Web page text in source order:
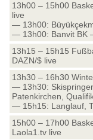
13h00 – 15h00
live
— 13h00:
— 13h00: Banvit BK
13h15 – 15h15
DAZN/$ live
13h30 – 16h30
— 13h30:
Patenkirchen,
— 15h15: Langlauf,
15h00 – 17h00
Laola1.tv live